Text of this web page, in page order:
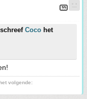
schreef Coco het
volgende: